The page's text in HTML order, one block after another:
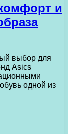
и
выбор для
Asics
одной из